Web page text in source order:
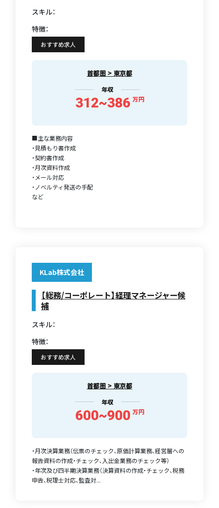
スキル：
特徴：
おすすめ求人
首都圏 > 東京都
年収
312~386 万円
■主な業務内容
・見積もり書作成
・契約書作成
・月次資料作成
・メール対応
・ノベルティ発送の手配
など
KLab株式会社
【総務/コーポレート】経理マネージャー候
補
スキル：
特徴：
おすすめ求人
首都圏 > 東京都
年収
600~900 万円
・月次決算業務（伝票のチェック、原価計算業務、経営層への
報告資料の作成・チェック、入出金業務のチェック等）
・年次及び四半期決算業務（決算資料の作成・チェック、税務
申告、税理士対応、監査対...